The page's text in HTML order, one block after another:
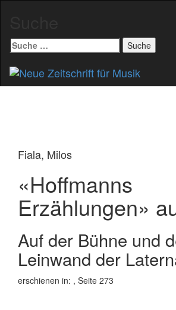
Suche
nach:
Fiala, Milos
«Hoffmanns
Erzählungen»
Auf der Bühne und
Leinwand der
erschienen in: , Seite 273